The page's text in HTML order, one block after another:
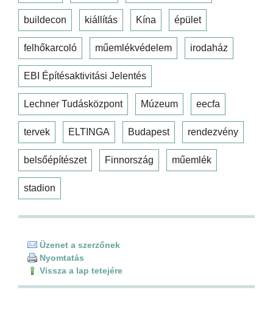
buildecon kiállítás Kína épület
felhőkarcoló műemlékvédelem irodaház
EBI Építésaktivitási Jelentés
Lechner Tudásközpont Múzeum eecfa
tervek ELTINGA Budapest rendezvény
belsőépítészet Finnország műemlék
stadion
Üzenet a szerzőnek
Nyomtatás
Vissza a lap tetejére